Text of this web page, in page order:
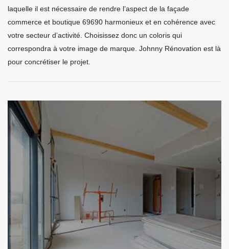
laquelle il est nécessaire de rendre l’aspect de la façade
commerce et boutique 69690 harmonieux et en cohérence avec
votre secteur d’activité. Choisissez donc un coloris qui
correspondra à votre image de marque. Johnny Rénovation est là
pour concrétiser le projet.